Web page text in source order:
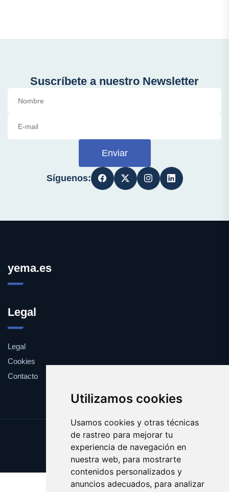
Utilizamos cookies
Usamos cookies y otras técnicas
de rastreo para mejorar tu
experiencia de navegación en
nuestra web, para mostrarte
contenidos personalizados y
anuncios adecuados, para analizar
Suscríbete a nuestro Newsletter
Enviar
Síguenos:
yema.es
Legal
Legal
Cookies
Contacto
Update cookies preferences
Copyright © 2025 yema.es